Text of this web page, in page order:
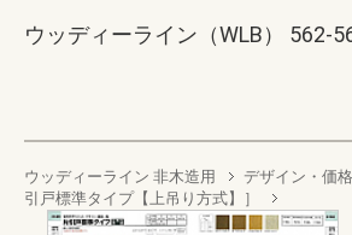
ウッディーライン（WLB） 562-
ウッディーライン 非木造用 デザイン・価
引戸標準タイプ【上吊り方式】］